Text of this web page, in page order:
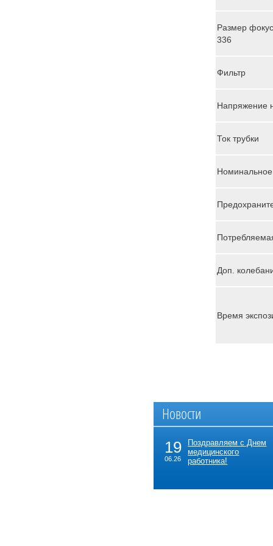
Размер
336
Фильтр
Напряжение
Ток трубки
Доп.
Время
Новости
19
06.26
Поздравляем с Днем
медицинского
работника!